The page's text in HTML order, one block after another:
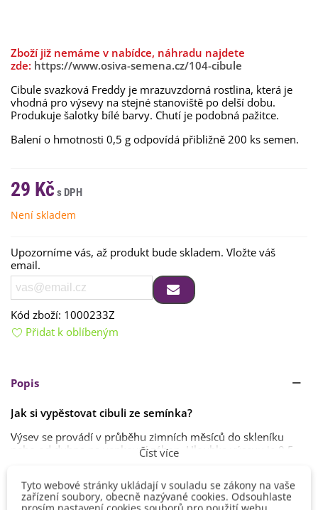
Zboží již nemáme v nabídce, náhradu najdete
zde: https://www.osiva-semena.cz/104-cibule
Cibule svazková Freddy je mrazuvzdorná rostlina, která je
vhodná pro výsevy na stejné stanoviště po delší dobu.
Produkuje šalotky bílé barvy. Chutí je podobná pažitce.
Balení o hmotnosti 0,5 g odpovídá přibližně 200 ks semen.
29 Kč
Není skladem
Upozorníme vás, až produkt bude skladem. Vložte váš
email.
Kód zboží: 1000233Z
Přidat k oblíbeným
Popis
Jak si vypěstovat cibuli ze semínka?
Výsev se provádí v průběhu zimních měsíců do skleníku
nebo od dubna na venkovní záhon. Hloubka výsevu je 0,5 -
Ideální teplota ke klíčení je 12 – 18 ºC. Spon 25 – 30 x 10 –
Číst více
Detaily produktu
Tyto webové stránky ukládají v souladu se zákony na vaše
zařízení soubory, obecně nazývané cookies. Odsouhlaste